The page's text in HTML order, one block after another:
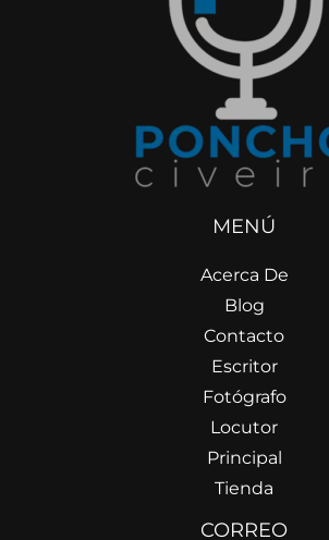
MENÚ
Acerca De
Blog
Contacto
Escritor
Fotógrafo
Locutor
Principal
Tienda
CORREO